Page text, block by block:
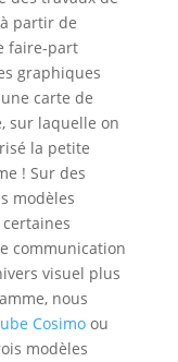
partir de
faire-part
graphiques
carte de
sur laquelle on
la petite
! Sur des
modèles
communication
visuel plus
nous
Cosimoou
modèles